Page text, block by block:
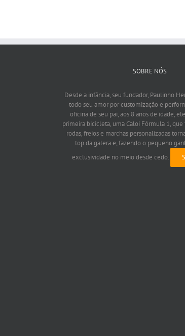
SOBRE NÓS
Desde a infância, seu fundador, Paulinho
todo seu amor por customização e
oficina de seu pai, aos 8 anos de idade,
primeira bicicleta, uma Caloi Fórmula 1,
rodas, freios e marchas personalizadas
top da galera e, fazendo o pequeno
exclusividade no meio desde cedo.